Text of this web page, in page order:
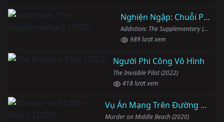
Nghiện Ngập: Chuỗi Phim Bổ Trợ
Addiction: The Supplementary (2007)
989 lượt xem
Người Phi Công Vô Hình
The Invisible Pilot (2022)
418 lượt xem
Vụ Án Mạng Trên Đường Middle Beach
Murder on Middle Beach (2020)